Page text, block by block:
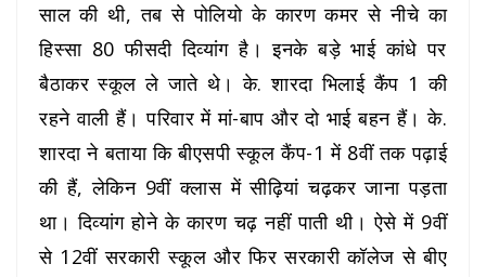
साल की थी, तब से पोलियो के कारण कमर से नीचे का
हिस्सा 80 फीसदी दिव्यांग है। इनके बड़े भाई कांधे पर
बैठाकर स्कूल ले जाते थे। के. शारदा भिलाई कैंप 1 की
रहने वाली हैं। परिवार में मां-बाप और दो भाई बहन हैं। के.
शारदा ने बताया कि बीएसपी स्कूल कैंप-1 में 8वीं तक पढ़ाई
की हैं, लेकिन 9वीं क्लास में सीढ़ियां चढ़कर जाना पड़ता
था। दिव्यांग होने के कारण चढ़ नहीं पाती थी। ऐसे में 9वीं
से 12वीं सरकारी स्कूल और फिर सरकारी कॉलेज से बीए